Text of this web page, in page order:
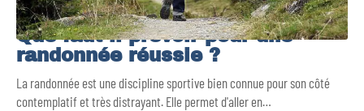
Que faut-il prévoir pour une
randonnée réussie ?
La randonnée est une discipline sportive bien connue pour son côté
contemplatif et très distrayant. Elle permet d'aller en…